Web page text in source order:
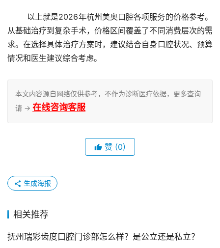
从基础治疗到复杂手术，价格区间覆盖了不同消费层次的需
求。在选择具体治疗方案时，建议结合自身口腔状况、预算
情况和医生建议综合考虑。
本文内容源自网络仅供参考，不作为诊断医疗依据，更多查询
请 → 在线咨询客服
赞 (0)
生成海报
相关推荐
抚州瑞彩齿度口腔门诊部怎么样？是公立还是私立？